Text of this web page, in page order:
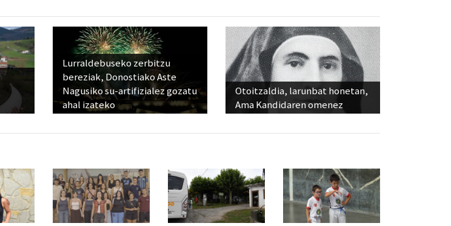
Lurraldebuseko zerbitzu
bereziak, Donostiako Aste
Nagusiko su-artifizialez gozatu
ahal izateko
Otoitzaldia, larunbat honetan,
Ama Kandidaren omenez